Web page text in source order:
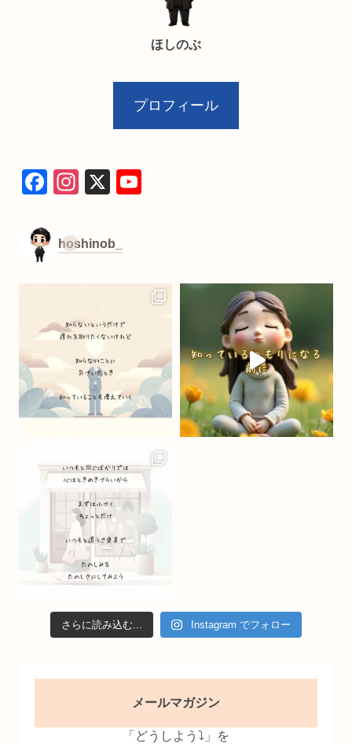
ほしのぶ
プロフィール
F
c
e
b
o
k
In
a
gr
a
X
u
b
C
h
a
n
el
hoshinob_
さらに読み込む... Instagram でフォロー
メールマガジン
「どうしよう⤵」を